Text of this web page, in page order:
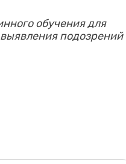
обучения для
подозрений